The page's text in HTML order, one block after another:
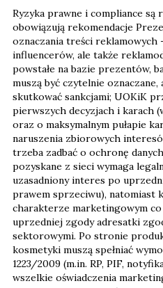
Ryzyka prawne i compliance są
obowiązują rekomendacje
oznaczania treści reklamowych
influencerów, ale także
powstałe na bazie prezentów,
muszą być czytelnie
skutkować sankcjami; UOKiK
pierwszych decyzjach i karach
oraz o maksymalnym pułapie
naruszenia zbiorowych
trzeba zadbać o ochronę
pozyskane z sieci wymaga
uzasadniony interes po
prawem sprzeciwu), natomiast
charakterze marketingowym co
uprzedniej zgody adresatki
sektorowymi. Po stronie
kosmetyki muszą spełniać
1223/2009 (m.in. RP, PIF,
wszelkie oświadczenia